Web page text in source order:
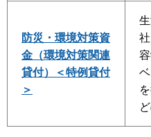
防災・環境対策資
金（環境対策関連
貸付）＜特例貸付
＞